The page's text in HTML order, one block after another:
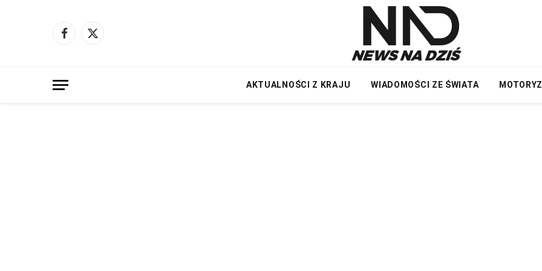
Facebook
X
AKTUALNOŚCI Z KRAJU WIADOMOŚCI ZE ŚWIATA